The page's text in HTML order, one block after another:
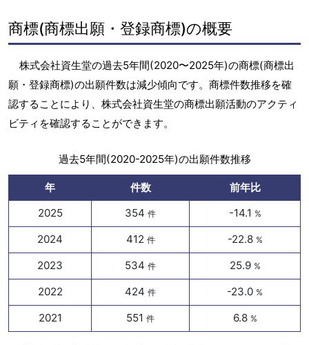
商標(商標出願・登録商標)の概要
株式会社資生堂の過去5年間(2020〜2025年)の商標(商標出
願・登録商標)の出願件数は減少傾向です。商標件数推移を確
認することにより、株式会社資生堂の商標出願活動のアクティ
ビティを確認することができます。
過去5年間(2020-2025年)の出願件数推移
年 件数
前年比
2025
354 件 -14.1 %
2024 412 件 -22.8 %
2023 534 件 25.9 %
2022 424 件 -23.0 %
2021 551 件 6.8 %